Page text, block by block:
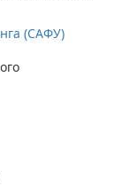
(САФУ)